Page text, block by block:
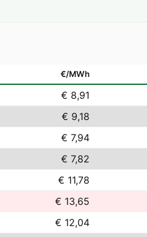
€/MWh
€ 8,91
€ 9,18
€ 7,94
€ 7,82
€ 11,78
€ 13,65
€ 12,04